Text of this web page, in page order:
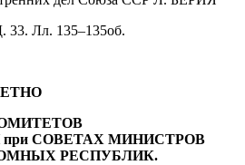
Лл. 135–135об.
СОВЕТАХ МИНИСТРОВ
РЕСПУБЛИК.